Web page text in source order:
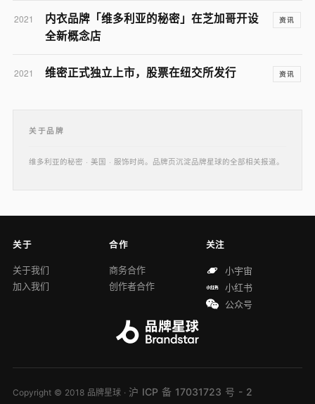
2021
内衣品牌「维多利亚的秘密」在芝加哥开设
全新概念店
资讯
2021 维密正式独立上市，股票在纽交所发行 资讯
关于品牌
维多利亚的秘密 · 美国 · 服饰时尚。品牌页沉淀品牌星球的全部相关报道。
关于
关于我们
加入我们
合作
商务合作
创作者合作
关注
小宇宙
小红书
公众号
Copyright © 2018 品牌星球 · 沪 ICP 备 17031723 号 - 2